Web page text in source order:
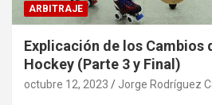
ARBITRAJE
Explicación de los Cambios
Hockey (Parte 3 y Final)
octubre 12, 2023 Jorge Rodríguez